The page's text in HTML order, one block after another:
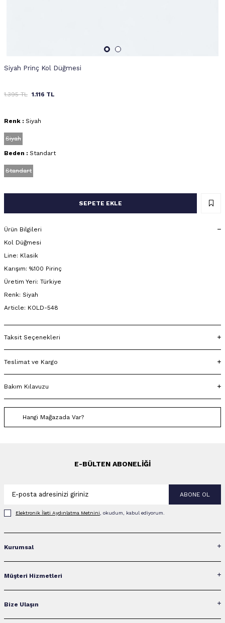
Siyah Prinç Kol Düğmesi
1.395TL 1.116 TL
Renk : Siyah
Siyah
Beden : Standart
Standart
SEPETE EKLE
Ürün Bilgileri
Kol Düğmesi
Line: Klasik
Karışım: %100 Pirinç
Üretim Yeri: Türkiye
Renk: Siyah
Article: KOLD-548
Taksit Seçenekleri
Teslimat ve Kargo
Bakım Kılavuzu
Hangi Mağazada Var?
E-BÜLTEN ABONELIĞI
ABONE OL
Elektronik İleti Aydınlatma Metni‌ni , okudum, kabul ediyorum.
Kurumsal
Müşteri Hizmetleri
Bize Ulaşın